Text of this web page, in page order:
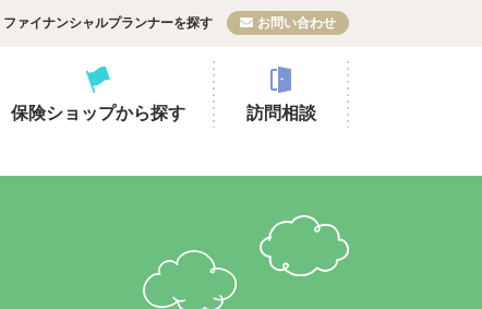
ファイナンシャルプランナーを探す お問い合わせ
保険ショップから探す 訪問相談